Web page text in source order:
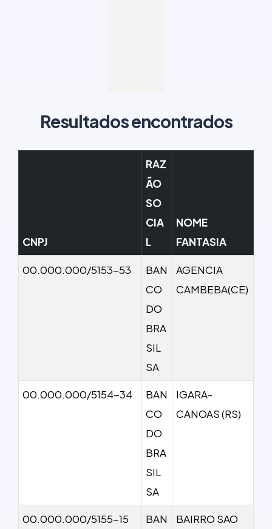
Resultados encontrados
CNPJ
RAZ
ÃO
SO
CIA
L
NOME
FANTASIA
00.000.000/5153-53
BAN
CO
DO
BRA
SIL
SA
AGENCIA
CAMBEBA(CE)
00.000.000/5154-34
BAN
CO
DO
BRA
SIL
SA
IGARA-
CANOAS (RS)
00.000.000/5155-15
BAN
BAIRRO SAO